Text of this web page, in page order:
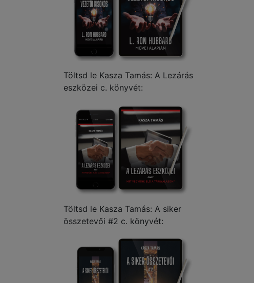
Töltsd le Kasza Tamás: A Lezárás
eszközei c. könyvét:
Töltsd le Kasza Tamás: A siker
összetevői #2 c. könyvét: